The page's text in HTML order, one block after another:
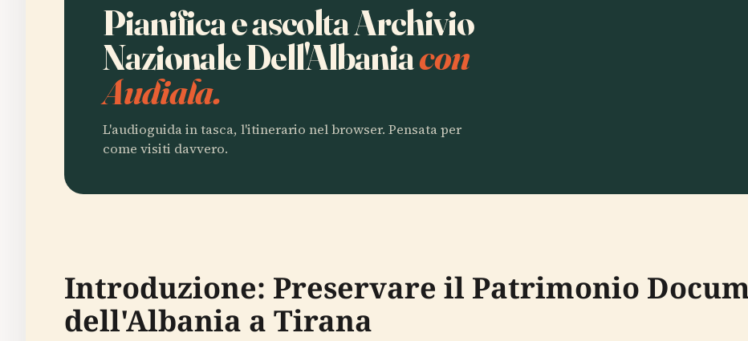
Pianifica e ascolta Archivio
Nazionale Dell'Albaniacon
Audiala.
L'audioguida in tasca, l'itinerario nel browser. Pensata per
come visiti davvero.
Introduzione: Preservare il Patrimonio
dell'Albania a Tirana